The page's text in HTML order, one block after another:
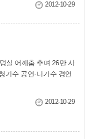
로 설치되는 자활생산
할 예정이다. 이곳에
산)도 함께 설치돼 부산
으로 운영된다. 또한 부
연비누, 꼬마김밥, 두부
는 것은 물론 주민이
지역주민과 함께하는
’은 차상위계층 등 저소
2012-10-29
실 어깨춤 추며 26만 사
2012-10-29